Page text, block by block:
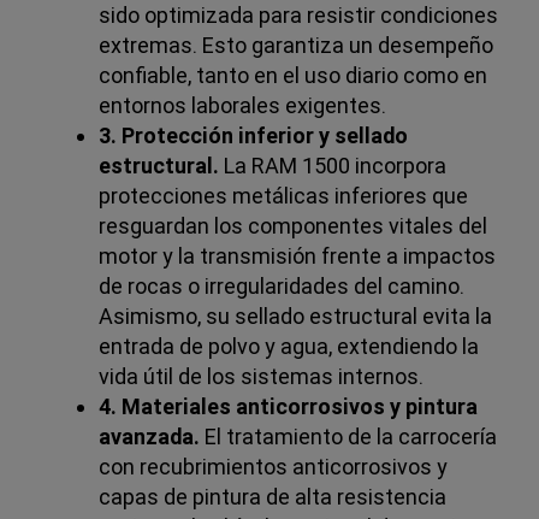
sido optimizada para resistir condiciones
extremas. Esto garantiza un desempeño
confiable, tanto en el uso diario como en
entornos laborales exigentes.
3. Protección inferior y sellado
estructural. La RAM 1500 incorpora
protecciones metálicas inferiores que
resguardan los componentes vitales del
motor y la transmisión frente a impactos
de rocas o irregularidades del camino.
Asimismo, su sellado estructural evita la
entrada de polvo y agua, extendiendo la
vida útil de los sistemas internos.
4. Materiales anticorrosivos y pintura
avanzada. El tratamiento de la carrocería
con recubrimientos anticorrosivos y
capas de pintura de alta resistencia